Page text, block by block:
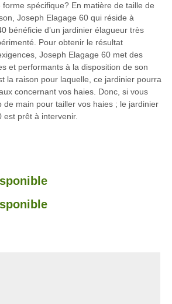
spécifique? En matière de taille de
Joseph Elagage 60 qui réside à
bénéficie d’un jardinier élagueur très
Pour obtenir le résultat
Joseph Elagage 60 met des
et performants à la disposition de son
la raison pour laquelle, ce jardinier pourra
concernant vos haies. Donc, si vous
de main pour tailler vos haies ; le jardinier
est prêt à intervenir.